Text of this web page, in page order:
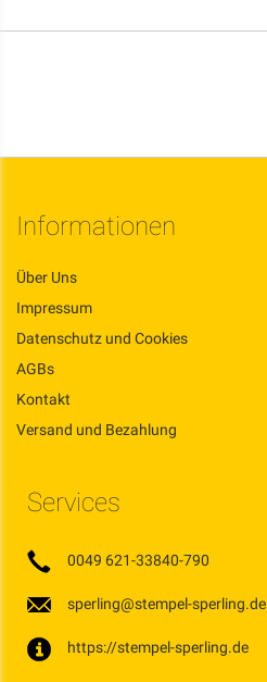
Informationen
Über Uns
Impressum
Datenschutz und Cookies
AGBs
Kontakt
Versand und Bezahlung
Services
0049 621-33840-790
sperling@stempel-sperling.de
https://stempel-sperling.de